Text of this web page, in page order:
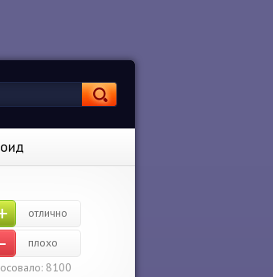
отлично
плохо
8100